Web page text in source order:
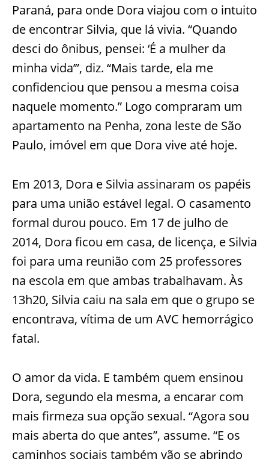
Paraná, para onde Dora viajou com o intuito
de encontrar Silvia, que lá vivia. “Quando
desci do ônibus, pensei: ‘É a mulher da
minha vida’”, diz. “Mais tarde, ela me
confidenciou que pensou a mesma coisa
naquele momento.” Logo compraram um
apartamento na Penha, zona leste de São
Paulo, imóvel em que Dora vive até hoje.
Em 2013, Dora e Silvia assinaram os papéis
para uma união estável legal. O casamento
formal durou pouco. Em 17 de julho de
2014, Dora ficou em casa, de licença, e Silvia
foi para uma reunião com 25 professores
na escola em que ambas trabalhavam. Às
13h20, Silvia caiu na sala em que o grupo se
encontrava, vítima de um AVC hemorrágico
fatal.
O amor da vida. E também quem ensinou
Dora, segundo ela mesma, a encarar com
mais firmeza sua opção sexual. “Agora sou
mais aberta do que antes”, assume. “E os
caminhos sociais também vão se abrindo